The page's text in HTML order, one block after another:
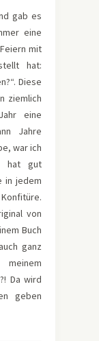
gab es
eine
mit
hat:
Diese
ziemlich
eine
Jahre
war ich
hat gut
in jedem
von
Buch
ganz
Da wird
geben